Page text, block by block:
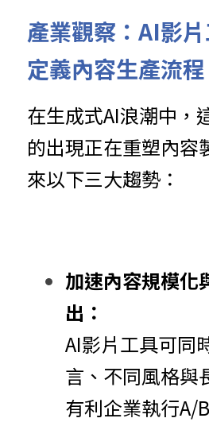
產業觀察：AI影
定義內容生產流程
在生成式AI浪潮中，
的出現正在重塑內容
來以下三大趨勢：
加速內容規模化
出：
AI影片工具可同
言、不同風格與
有利企業執行A/